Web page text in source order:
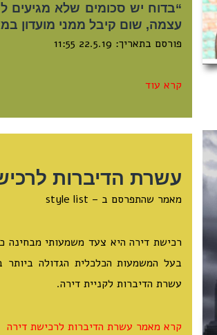
“בדוח יש סכומים שלא
עצמה, שום קיבל ממני מועדון
פורסם בתאריך: 22.5.19 11:55
קרא עוד
עשרת הדיברות
מאמר שהתפרסם ב – style list
רכישת דירה היא צעד משמעותי מבחינה
בעל המשמעות הכלכלית הגדולה
עשרת הדיברות לקניית דירה.
קרא מאמר עשרת הדיברות לרכישת דירה